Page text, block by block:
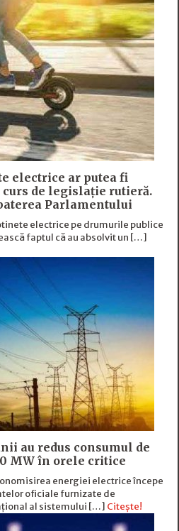
electrice ar putea fi
de legislație rutieră.
Parlamentului
electrice pe drumurile publice
faptul că au absolvit un […]
au redus consumul de
MW în orele critice
energiei electrice începe
oficiale furnizate de
al sistemului […] Citește!